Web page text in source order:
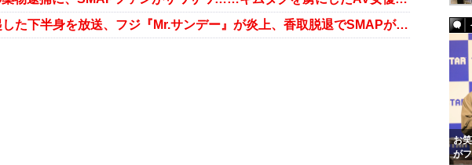
TBSが勃起した下半身を放送、フジ『Mr.サンデー』が炎上、香取脱退でSMAPが4人に!?……週末芸能ニュース雑話
お
が